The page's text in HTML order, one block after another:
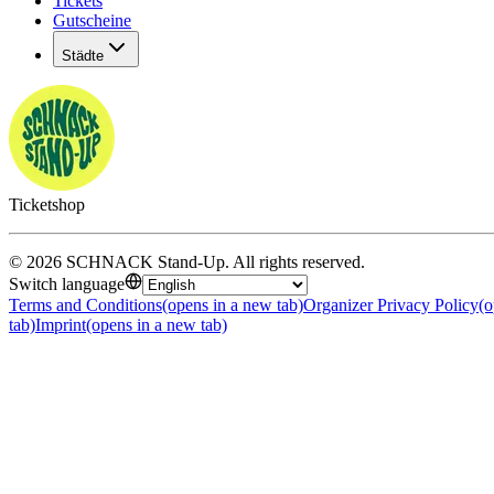
Gutscheine
Städte
Ticketshop
© 2026 SCHNACK Stand-Up. All rights reserved.
Switch language
Terms and Conditions(opens in a new tab)Organizer Privacy Policy
tab)Imprint(opens in a new tab)